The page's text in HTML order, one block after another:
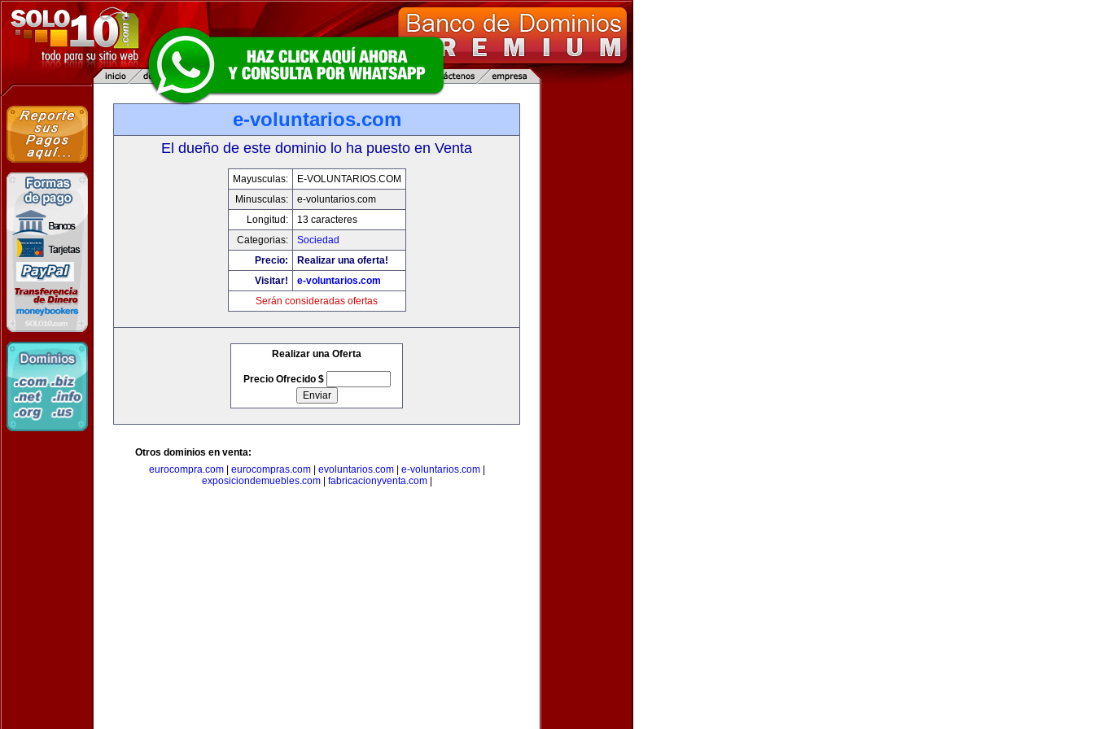
e-voluntarios.com
El dueño de este dominio lo ha puesto en Venta
Mayusculas:
E-VOLUNTARIOS.COM
Minusculas:
e-voluntarios.com
Longitud:
13 caracteres
Categorias:
Sociedad
Precio:
Realizar una oferta!
Visitar!
e-voluntarios.com
Serán consideradas ofertas
Realizar una Oferta
Precio Ofrecido $
Otros dominios en venta:
eurocompra.com| eurocompras.com| evoluntarios.com| e-voluntarios.com|
exposiciondemuebles.com| fabricacionyventa.com|